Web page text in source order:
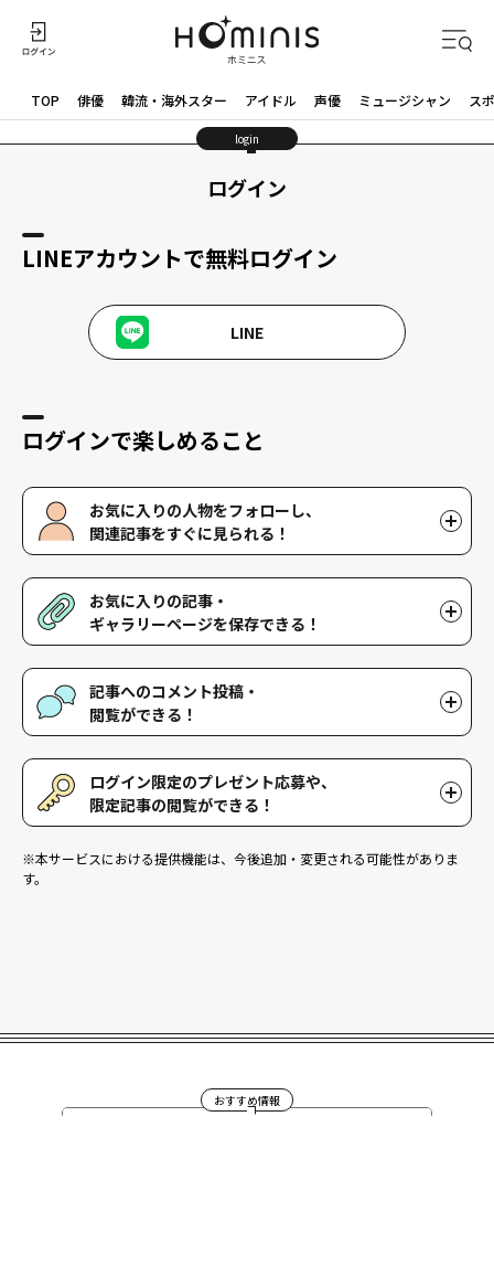
TOP 俳優 韓流・海外スター アイドル 声優 ミュージシャン ス
login
ログイン
LINEアカウントで無料ログイン
LINE
ログインで楽しめること
お気に入りの人物をフォローし、
関連記事をすぐに見られる！
好きな人物をフォローすることで、マイページで好きな人物の関連
記事を閲覧することができます。好きな人物一覧はマイページで確
認できます。
お気に入りの記事・
ギャラリーページを保存できる！
好きな記事やギャラリーページを保存し、マイページでいつでも閲
覧することができます。
記事へのコメント投稿・
閲覧ができる！
記事に対して応援や感想などのコメントができ、他のファンが投稿
したコメントを読むことができます。
ログイン限定のプレゼント応募や、
限定記事の閲覧ができる！
た、ログイン限定記事を閲覧することができます。
※本サービスにおける提供機能は、今後追加・変更される可能性がありま
す。
おすすめ情報